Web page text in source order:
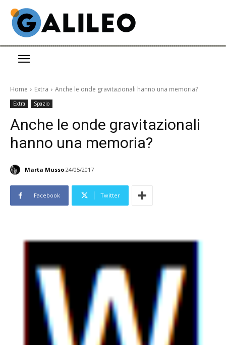
Home Extra Anche le onde gravitazionali hanno una memoria?
Extra Spazio
Anche le onde gravitazionali
hanno una memoria?
Marta Musso 24/05/2017
Facebook Twitter